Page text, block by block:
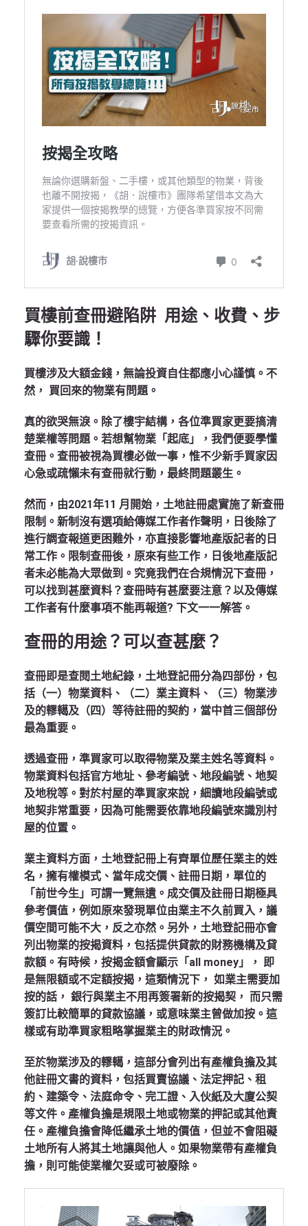
買樓前查冊避陷阱 用途、收費、步
驟你要識！
買樓涉及大額金錢，無論投資自住都應小心謹慎。不
然， 買回來的物業有問題。
真的欲哭無淚。除了樓宇結構，各位準買家更要搞清
楚業權等問題。若想幫物業「起底」，我們便要學懂
查冊。查冊被視為買樓必做一事，惟不少新手買家因
心急或疏懶未有查冊就行動，最終問題叢生。
然而，由2021年11 月開始，土地註冊處實施了新查冊
限制。新制沒有選項給傳媒工作者作聲明，日後除了
進行調查報道更困難外，亦直接影響地產版記者的日
常工作。限制查冊後，原來有些工作，日後地產版記
者未必能為大眾做到。究竟我們在合規情況下查冊，
可以找到甚麼資料？查冊時有甚麼要注意？以及傳媒
工作者有什麼事項不能再報道? 下文一一解答。
查冊的用途？可以查甚麼？
查冊即是查閱土地紀錄，土地登記冊分為四部份，包
括（一）物業資料、（二）業主資料、（三）物業涉
及的轇轕及（四）等待註冊的契約，當中首三個部份
最為重要。
透過查冊，準買家可以取得物業及業主姓名等資料。
物業資料包括官方地址、參考編號、地段編號、地契
及地稅等。對於村屋的準買家來說，細讀地段編號或
地契非常重要，因為可能需要依靠地段編號來識別村
屋的位置。
業主資料方面，土地登記冊上有齊單位歷任業主的姓
名，擁有權模式、當年成交價、註冊日期，單位的
「前世今生」可謂一覽無遺。成交價及註冊日期極具
參考價值，例如原來發現單位由業主不久前買入，議
價空間可能不大，反之亦然。另外，土地登記冊亦會
列出物業的按揭資料，包括提供貸款的財務機構及貸
款額。有時候，按揭金額會顯示「all money」， 即
是無限額或不定額按揭，這類情況下， 如業主需要加
按的話， 銀行與業主不用再簽署新的按揭契， 而只需
簽訂比較簡單的貸款協議，或意味業主曾做加按。這
樣或有助準買家粗略掌握業主的財政情況。
至於物業涉及的轇轕，這部分會列出有產權負擔及其
他註冊文書的資料，包括買賣協議、法定押記、租
約、建築令、法庭命令、完工證、入伙紙及大廈公契
等文件。產權負擔是規限土地或物業的押記或其他責
任。產權負擔會降低繼承土地的價值，但並不會阻礙
土地所有人將其土地讓與他人。如果物業帶有產權負
擔，則可能使業權欠妥或可被廢除。